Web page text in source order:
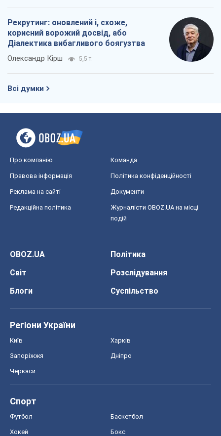
Рекрутинг: оновлений і, схоже,
корисний ворожий досвід, або
Діалектика вибагливого боягузтва
Олександр Кірш 5,5 т.
Всі думки
Про компанію Команда
Правова інформація Політика конфіденційності
Реклама на сайті Документи
Редакційна політика
Журналісти OBOZ.UA на місці
подій
OBOZ.UA
Політика
Світ
Розслідування
Блоги
Суспільство
Регіони України
Київ Харків
Запоріжжя Дніпро
Черкаси
Спорт
Футбол Баскетбол
Хокей Бокс